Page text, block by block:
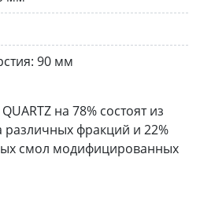
90 мм
на 78% состоят из
различных фракций и 22%
смол модифицированных